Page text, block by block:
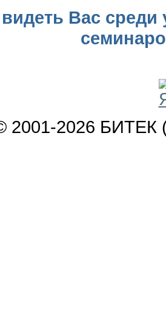
Вас среди
2001-2026 БИТЕК